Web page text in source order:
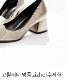
고퀄리티 명품 zizhel수제화